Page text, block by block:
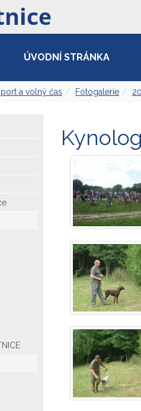
ÚVODNÍ STRÁNKA
a volný čas Fotogalerie